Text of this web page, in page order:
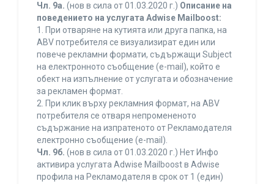
Чл. 9а. (нов в сила от 01.03.2020 г.) Описание на
поведението на услугата Adwise Mailboost:
1. При отваряне на кутията или друга папка, на
ABV потребителя се визуализират един или
повече рекламни формати, съдържащи Subject
на електронното съобщение (e-mail), който е
обект на изпълнение от услугата и обозначение
за рекламен формат.
2. При клик върху рекламния формат, на ABV
потребителя се отваря непромененото
съдържание на изпратеното от Рекламодателя
електронно съобщение (e-mail).
Чл. 9б. (нов в сила от 01.03.2020 г.) Нет Инфо
активира услугата Adwise Mailboost в Adwise
профила на Рекламодателя в срок от 1 (един)